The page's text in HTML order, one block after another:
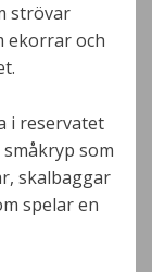
strövar
ekorrar och
i reservatet
som
skalbaggar
spelar en